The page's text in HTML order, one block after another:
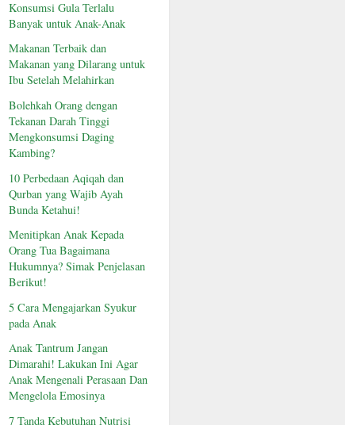
Konsumsi Gula Terlalu
Banyak untuk Anak-Anak
Makanan Terbaik dan
Makanan yang Dilarang untuk
Ibu Setelah Melahirkan
Bolehkah Orang dengan
Tekanan Darah Tinggi
Mengkonsumsi Daging
Kambing?
10 Perbedaan Aqiqah dan
Qurban yang Wajib Ayah
Bunda Ketahui!
Menitipkan Anak Kepada
Orang Tua Bagaimana
Hukumnya? Simak Penjelasan
Berikut!
5 Cara Mengajarkan Syukur
pada Anak
Anak Tantrum Jangan
Dimarahi! Lakukan Ini Agar
Anak Mengenali Perasaan Dan
Mengelola Emosinya
7 Tanda Kebutuhan Nutrisi